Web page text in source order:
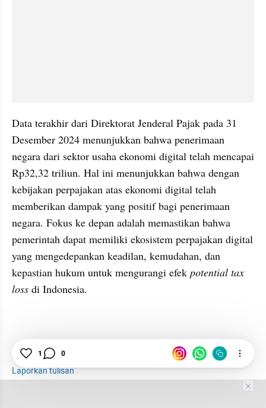
Data terakhir dari Direktorat Jenderal Pajak pada 31
Desember 2024 menunjukkan bahwa penerimaan
negara dari sektor usaha ekonomi digital telah mencapai
Rp32,32 triliun. Hal ini menunjukkan bahwa dengan
kebijakan perpajakan atas ekonomi digital telah
memberikan dampak yang positif bagi penerimaan
negara. Fokus ke depan adalah memastikan bahwa
pemerintah dapat memiliki ekosistem perpajakan digital
yang mengedepankan keadilan, kemudahan, dan
kepastian hukum untuk mengurangi efek potential tax
loss di Indonesia.
Pajak Penjual Online
Laporkan tulisan
1 0